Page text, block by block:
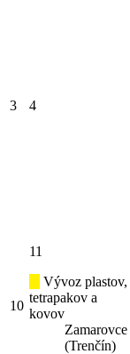
3 4
10
11
Vývoz plastov,
tetrapakov a
kovov
Zamarovce
(Trenčín)